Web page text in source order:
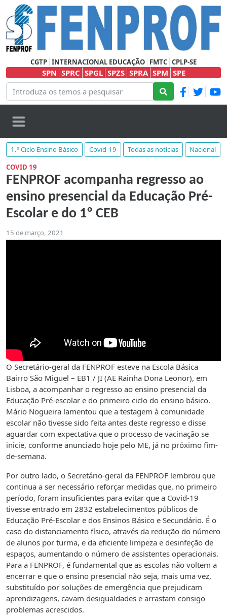
CGTP INTERNACIONAL EDUCAÇÃO FMTC CPLP-SE
SPN SPRC SPGL SPZS SPRA SPM SPE
1.º Ciclo Ensino Básico Covid-19 Todas as notícias
Nacional
COVID 19
FENPROF acompanha regresso ao
ensino presencial da Educação Pré-
Escolar e do 1º CEB
15 de março, 2021
O Secretário-geral da FENPROF esteve na Escola Básica
Bairro São Miguel – EB1 / JI (AE Rainha Dona Leonor), em
Lisboa, a acompanhar o regresso ao ensino presencial da
Educação Pré-escolar e do primeiro ciclo do ensino básico.
Mário Nogueira lamentou que a testagem à comunidade
escolar não tivesse sido feita antes deste regresso e disse
aguardar com expectativa que o processo de vacinação se
inicie, conforme anunciado hoje pelo ME, já no próximo fim-
de-semana.
Por outro lado, o Secretário-geral da FENPROF lembrou que
continua a ser necessário reforçar medidas que, no primeiro
período, foram insuficientes para evitar que a Covid-19
tivesse entrado em 2832 estabelecimentos públicos de
Educação Pré-Escolar e dos Ensinos Básico e Secundário. É o
caso do distanciamento físico, através da redução do número
de alunos por turma, e da eficiente limpeza e desinfeção de
espaços, aumentando o número de assistentes operacionais.
Para a FENPROF, é fundamental que as escolas não voltem a
encerrar e que o ensino presencial não seja, mais uma vez,
substituído por soluções de emergência que prejudicam
aprendizagens, cavam desigualdades e arrastam consigo
problemas acrescidos.